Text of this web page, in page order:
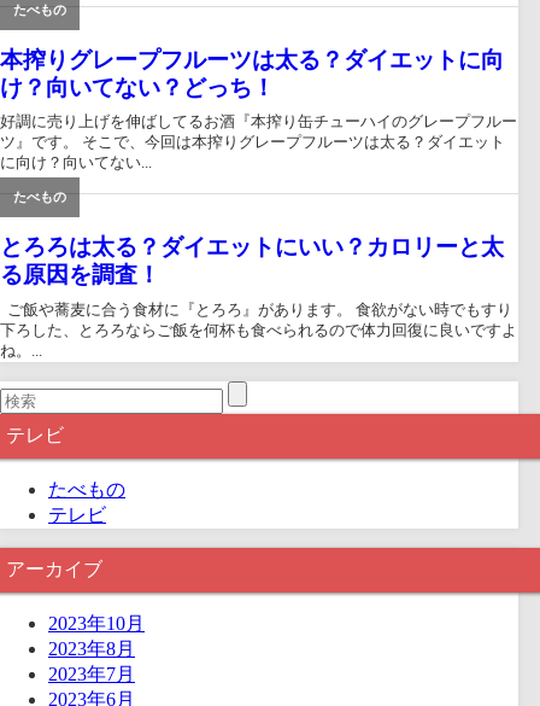
たべもの
本搾りグレープフルーツは太る？ダイエットに向
け？向いてない？どっち！
好調に売り上げを伸ばしてるお酒『本搾り缶チューハイのグレープフルー
ツ』です。 そこで、今回は本搾りグレープフルーツは太る？ダイエット
に向け？向いてない...
たべもの
とろろは太る？ダイエットにいい？カロリーと太
る原因を調査！
ご飯や蕎麦に合う食材に『とろろ』があります。 食欲がない時でもすり
下ろした、とろろならご飯を何杯も食べられるので体力回復に良いですよ
ね。...
テレビ
たべもの
テレビ
アーカイブ
2023年10月
2023年8月
2023年7月
2023年6月